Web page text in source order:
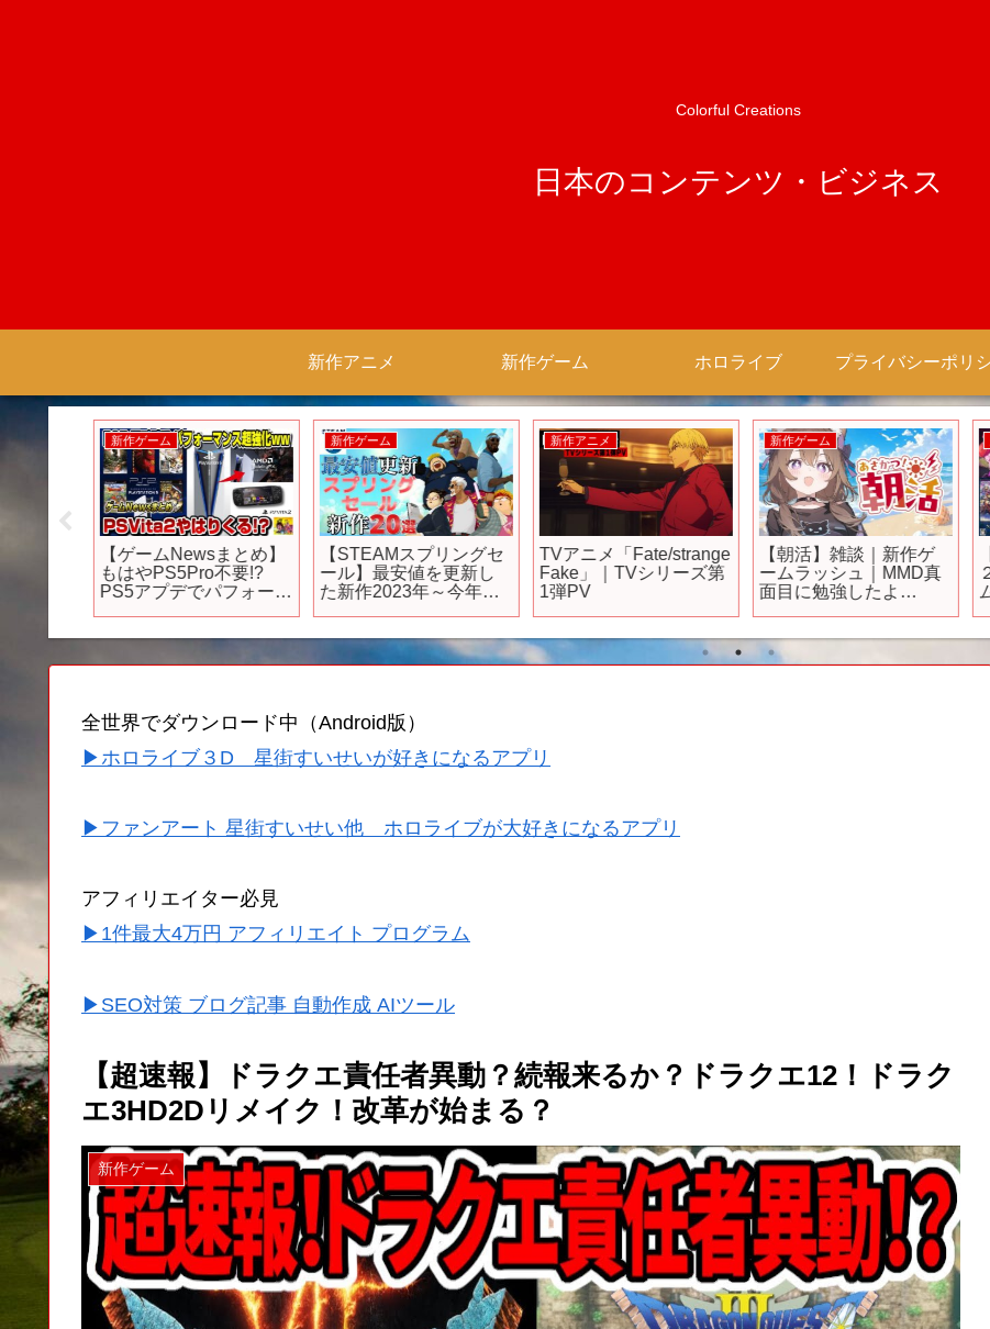
Colorful Creations
日本のコンテンツ・ビジネス
新作アニメ 新作ゲーム ホロライブ
新作ゲーム
【ゲームNewsまとめ】
もはやPS5Pro不要!?
PS5アプデでパフォーマ
くるか!? GTA RP登場！
新作ゲーム
【STEAMスプリングセ
ール】最安値を更新し
た新作2023年～今年リ
今年リリース作品がお
買い得
新作アニメ
TVアニメ「Fate/strange
Fake」｜TVシリーズ第
1弾PV
新作ゲーム
【朝活】雑談｜新作ゲ
ームラッシュ｜MMD真
面目に勉強したよ
全世界でダウンロード中（Android版）
▶ホロライブ３D 星街すいせいが好きになるアプリ
▶ファンアート 星街すいせい他 ホロライブが大好きになるアプリ
アフィリエイター必見
▶1件最大4万円 アフィリエイト プログラム
▶SEO対策 ブログ記事 自動作成 AIツール
【超速報】ドラクエ責任者異動？続報来るか？ドラクエ12！ドラク
エ3HD2Dリメイク！改革が始まる？
新作ゲーム